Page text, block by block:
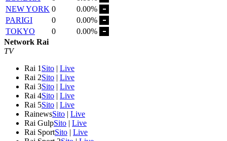
NEW YORK 0
0.00%
PARIGI
0
0.00%
TOKYO
0
0.00%
Network Rai
TV
Rai 1 Sito | Live
Rai 2Sito | Live
Rai 3Sito | Live
Rai 4Sito | Live
Rai 5Sito | Live
RainewsSito | Live
Rai GulpSito | Live
Rai SportSito | Live